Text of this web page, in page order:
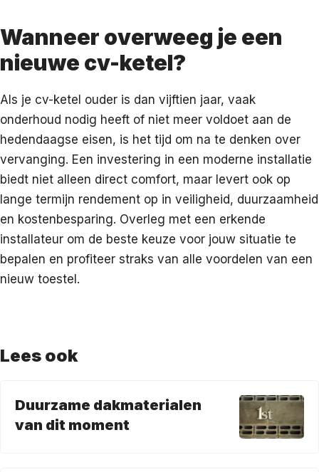
Wanneer overweeg je een
nieuwe cv-ketel?
Als je cv-ketel ouder is dan vijftien jaar, vaak
onderhoud nodig heeft of niet meer voldoet aan de
hedendaagse eisen, is het tijd om na te denken over
vervanging. Een investering in een moderne installatie
biedt niet alleen direct comfort, maar levert ook op
lange termijn rendement op in veiligheid, duurzaamheid
en kostenbesparing. Overleg met een erkende
installateur om de beste keuze voor jouw situatie te
bepalen en profiteer straks van alle voordelen van een
nieuw toestel.
Lees ook
Duurzame dakmaterialen
van dit moment